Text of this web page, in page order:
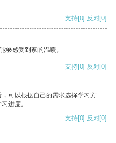
支持[0] 反对[0]
够感受到家的温暖。
支持[0] 反对[0]
可以根据自己的需求选择学习方
进度。
支持[0] 反对[0]